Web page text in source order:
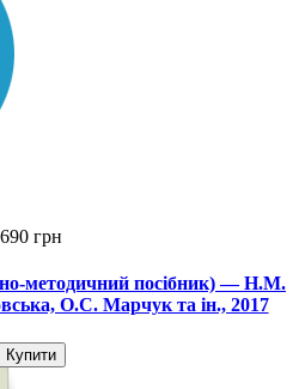
690 грн
методичний посібник) — Н.М.
О.С. Марчук та ін., 2017
Купити